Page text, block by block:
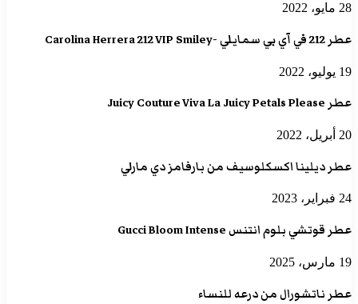
28 مايو، 2022
عطر 212 في آي بي سمايلي -Carolina Herrera 212 VIP Smiley
19 يوليو، 2022
عطر Juicy Couture Viva La Juicy Petals Please
20 أبريل، 2022
عطر ديلينا اكسكلوسيف من بارفامز دي مارلي
24 فبراير، 2023
عطر قوتشي بلوم انتنس Gucci Bloom Intense
19 مارس، 2025
عطر ناتشورال من درعه للنساء